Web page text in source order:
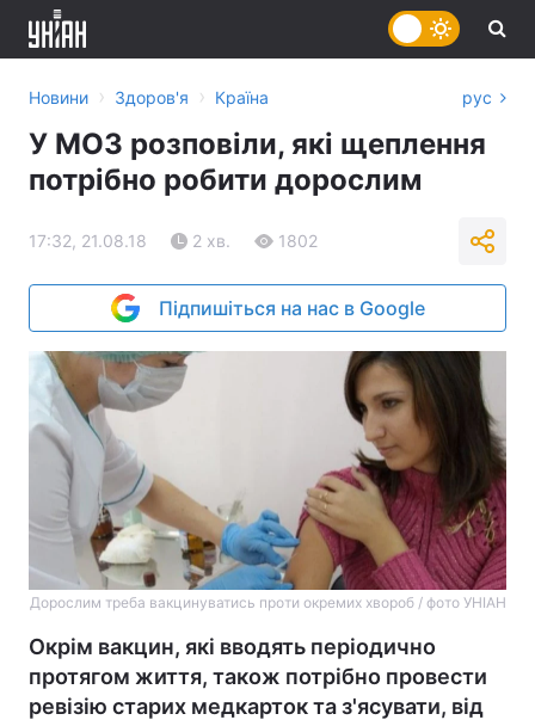
Новини › Здоров'я › Країна рус
У МОЗ розповіли, які щеплення
потрібно робити дорослим
17:32, 21.08.18 2 хв. 1802
Підпишіться на нас в Google
Дорослим треба вакцинуватись проти окремих хвороб / фото УНІАН
Окрім вакцин, які вводять періодично
протягом життя, також потрібно провести
ревізію старих медкарток та з'ясувати, від